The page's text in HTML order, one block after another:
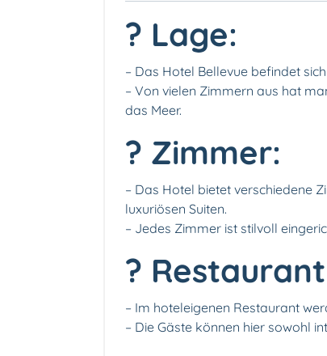
? Lage:
– Das Hotel Bellevue befindet
– Von vielen Zimmern aus hat
das Meer.
?️ Zimmer:
– Das Hotel bietet verschiedene
luxuriösen Suiten.
– Jedes Zimmer ist stilvoll
?
– Im hoteleigenen Restaurant
– Die Gäste können hier sowohl